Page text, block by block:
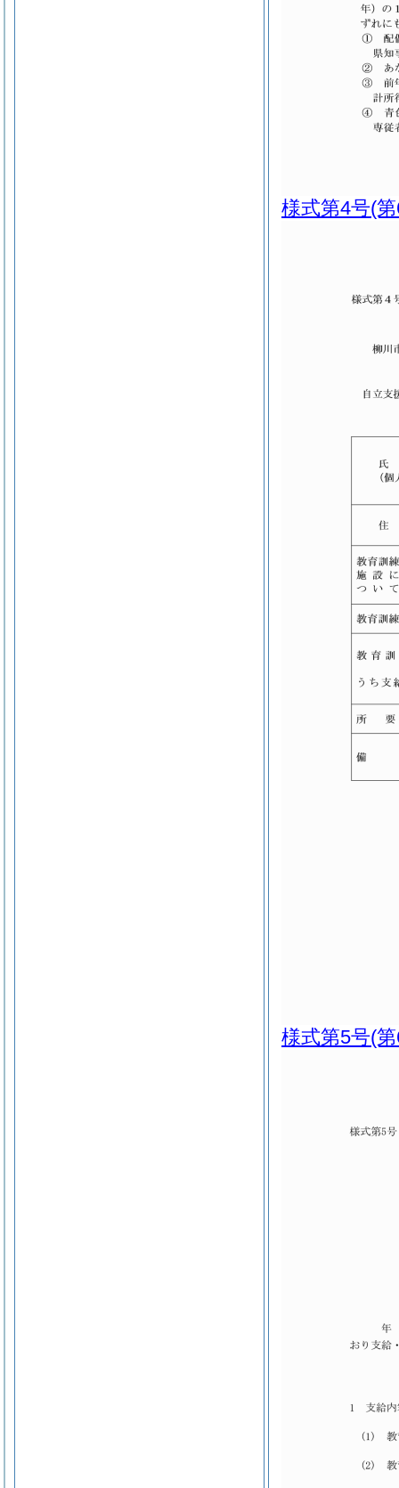
様式第4号(
様式第5号(